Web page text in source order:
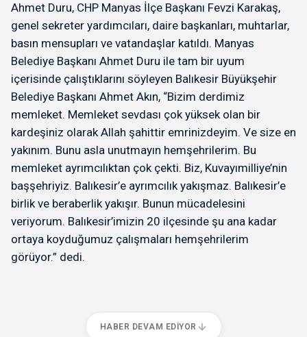
Ahmet Duru, CHP Manyas İlçe Başkanı Fevzi Karakaş,
genel sekreter yardımcıları, daire başkanları, muhtarlar,
basın mensupları ve vatandaşlar katıldı. Manyas
Belediye Başkanı Ahmet Duru ile tam bir uyum
içerisinde çalıştıklarını söyleyen Balıkesir Büyükşehir
Belediye Başkanı Ahmet Akın, “Bizim derdimiz
memleket. Memleket sevdası çok yüksek olan bir
kardeşiniz olarak Allah şahittir emrinizdeyim. Ve size en
yakınım. Bunu asla unutmayın hemşehrilerim. Bu
memleket ayrımcılıktan çok çekti. Biz, Kuvayımilliye’nin
başşehriyiz. Balıkesir’e ayrımcılık yakışmaz. Balıkesir’e
birlik ve beraberlik yakışır. Bunun mücadelesini
veriyorum. Balıkesir’imizin 20 ilçesinde şu ana kadar
ortaya koyduğumuz çalışmaları hemşehrilerim
görüyor.” dedi.
HABER DEVAM EDIYOR